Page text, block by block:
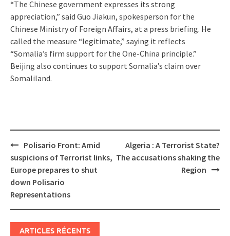
“The Chinese government expresses its strong
appreciation,” said Guo Jiakun, spokesperson for the
Chinese Ministry of Foreign Affairs, at a press briefing. He
called the measure “legitimate,” saying it reflects
“Somalia’s firm support for the One-China principle.”
Beijing also continues to support Somalia’s claim over
Somaliland.
Post
navigation
Polisario Front: Amid
suspicions of Terrorist links,
Europe prepares to shut
down Polisario
Representations
Algeria : A Terrorist State?
The accusations shaking the
Region
ARTICLES RÉCENTS